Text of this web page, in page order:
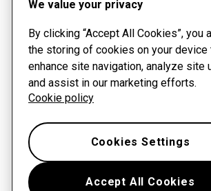
We value your privacy
By clicking “Accept All Cookies”, you
the storing of cookies on your device
enhance site navigation, analyze site
and assist in our marketing efforts.
Cookie policy
Accept All Cookies
Cookies Settings